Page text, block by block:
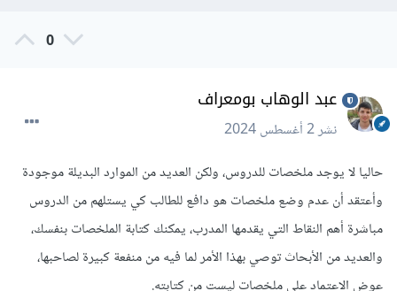
0
عبد الوهاب بومعراف
نشر2 أغسطس 2024
حاليا لا يوجد ملخصات للدروس، ولكن العديد من الموارد البديلة موجودة
وأعتقد أن عدم وضع ملخصات هو دافع للطالب كي يستلهم من الدروس
مباشرة أهم النقاط التي يقدمها المدرب، يمكنك كتابة الملخصات بنفسك،
والعديد من الأبحاث توصي بهذا الأمر لما فيه من منفعة كبيرة لصاحبها،